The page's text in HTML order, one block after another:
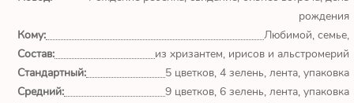
555
CpjJwWHV
Москва
рождения
Кому:
Любимой, семье,
Состав:
из хризантем, ирисов и альстромерий
Стандартный:
5 цветков, 4 зелень, лента, упаковка
Средний:
9 цветков, 6 зелень, лента, упаковка